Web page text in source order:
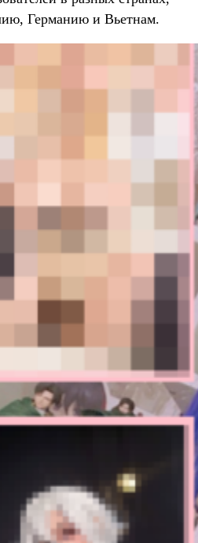
Германию и Вьетнам.